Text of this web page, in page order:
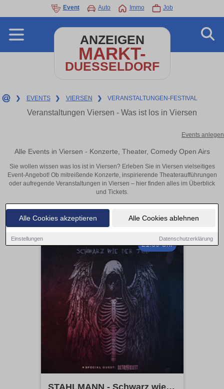
Alle Cookies akzeptieren Alle Cookies ablehnen
Einstellungen Datenschutzerklärung
Event Auto Immo Job
ANZEIGEN
MARKT-
DUESSELDORF
❯ EVENTS ❯ VIERSEN ❯ VERANSTALTUNGEN-FESTIVAL
Veranstaltungen Viersen - Was ist los in Viersen
Events anlegen
Alle Events in Viersen - Konzerte, Theater, Comedy Open Airs
Sie wollen wissen was los ist in Viersen? Erleben Sie in Viersen vielseitiges
Event-Angebot! Ob mitreißende Konzerte, inspirierende Theateraufführungen
oder aufregende Veranstaltungen in Viersen – hier finden alles im Überblick
und Tickets.
21:30 Uhr
STAHLMANN - Schwarz wie